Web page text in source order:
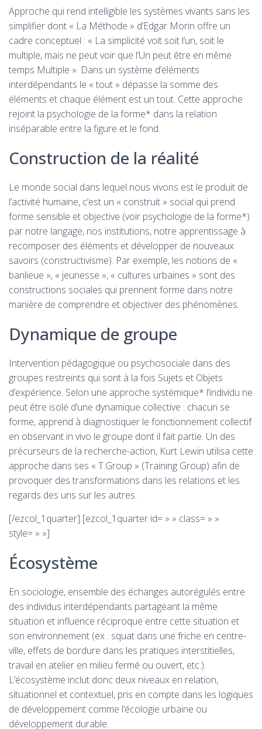
Approche qui rend intelligible les systèmes vivants sans les
simplifier dont « La Méthode » d’Edgar Morin offre un
cadre conceptuel : « La simplicité voit soit l’un, soit le
multiple, mais ne peut voir que l’Un peut être en même
temps Multiple ». Dans un système d’éléments
interdépendants le « tout » dépasse la somme des
éléments et chaque élément est un tout. Cette approche
rejoint la psychologie de la forme* dans la relation
inséparable entre la figure et le fond.
Construction de la réalité
Le monde social dans lequel nous vivons est le produit de
l’activité humaine, c’est un « construit » social qui prend
forme sensible et objective (voir psychologie de la forme*)
par notre langage, nos institutions, notre apprentissage à
recomposer des éléments et développer de nouveaux
savoirs (constructivisme). Par exemple, les notions de «
banlieue », « jeunesse », « cultures urbaines » sont des
constructions sociales qui prennent forme dans notre
manière de comprendre et objectiver des phénomènes.
Dynamique de groupe
Intervention pédagogique ou psychosociale dans des
groupes restreints qui sont à la fois Sujets et Objets
d’expérience. Selon une approche systémique* l’individu ne
peut être isolé d’une dynamique collective : chacun se
forme, apprend à diagnostiquer le fonctionnement collectif
en observant in vivo le groupe dont il fait partie. Un des
précurseurs de la recherche-action, Kurt Lewin utilisa cette
approche dans ses « T.Group » (Training Group) afin de
provoquer des transformations dans les relations et les
regards des uns sur les autres.
[/ezcol_1quarter] [ezcol_1quarter id= » » class= » »
style= » »]
Écosystème
En sociologie, ensemble des échanges autorégulés entre
des individus interdépendants partageant la même
situation et influence réciproque entre cette situation et
son environnement (ex : squat dans une friche en centre-
ville, effets de bordure dans les pratiques interstitielles,
travail en atelier en milieu fermé ou ouvert, etc.).
L’écosystème inclut donc deux niveaux en relation,
situationnel et contextuel, pris en compte dans les logiques
de développement comme l’écologie urbaine ou
développement durable.